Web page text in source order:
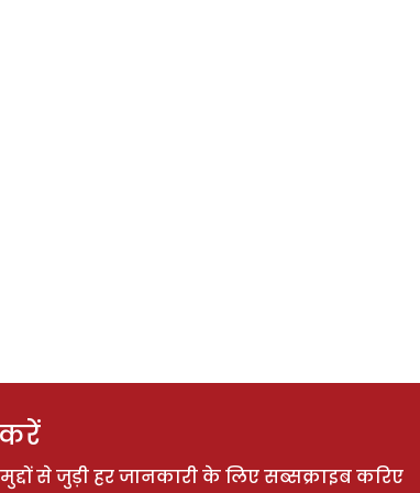
करें
से जुड़ी हर जानकारी के लिए सब्सक्राइब करिए